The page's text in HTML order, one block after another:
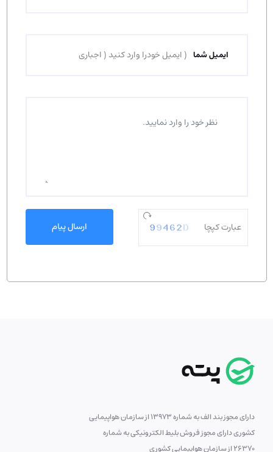
ایمیل شما
ارسال پیام
دارای مجوز بند الف به شماره 13973 از سازمان هواپیمایی
کشوری دارای مجوز فروش بلیط الکترونیکی به شماره
26370 از سازمان هواپیمایی کشوری